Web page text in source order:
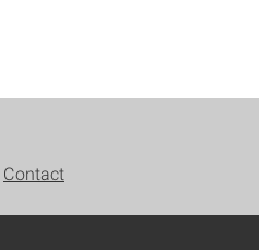
Contact